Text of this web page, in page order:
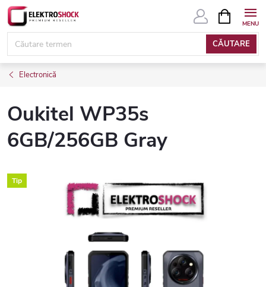
Treci
conținut
CĂUTARE
COŞ
DE
Electronică
Oukitel WP35s
6GB/256GB Gray
Tip